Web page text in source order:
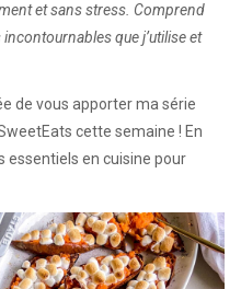
et sans stress. Comprend
que j’utilise et
de vous apporter ma série
cette semaine ! En
essentiels en cuisine pour